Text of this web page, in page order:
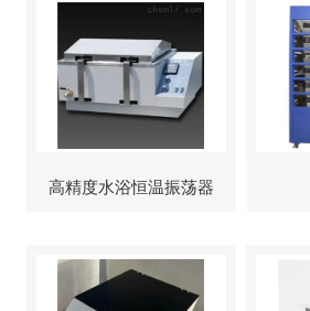
高精度水浴恒温振荡器